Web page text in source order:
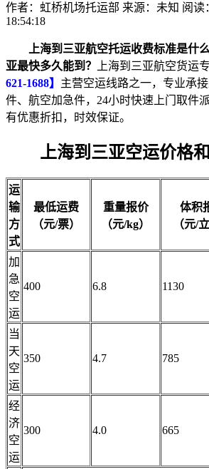
作者：虹桥机场托运部 来源：未知 阅读
18:54:18
上海到三亚航空托运收费标准是什
亚最快多久能到？
上海到三亚航空货运
621-1688】 主营空运线路之一，专业承
件、航空加急件，24小时快速上门取件
有优惠折扣，时效保证。
上海到三亚空运价格和
运
输
方
式
最低运费
（元/票）
重量报价
（元/kg）
体积
（元/
加
急
空
运
400 6.8 1130
当
天
空
运
350 4.7 785
经
济
空
运
300 4.0 665